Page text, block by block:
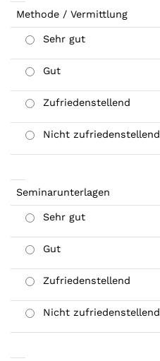
Methode / Vermittlung
Sehr gut
Gut
Zufriedenstellend
Nicht zufriedenstellend
Seminarunterlagen
Sehr gut
Gut
Zufriedenstellend
Nicht zufriedenstellend